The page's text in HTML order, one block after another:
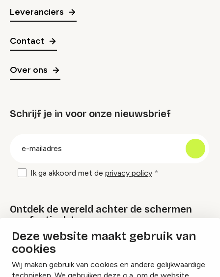
Deze website maakt gebruik van
cookies
Wij maken gebruik van cookies en andere gelijkwaardige
Leveranciers
Contact
Over ons
Schrijf je in voor onze nieuwsbrief
Ik ga akkoord met de privacy policy
Ontdek de wereld achter de schermen
van festivals!
Lees onze Festival Specials